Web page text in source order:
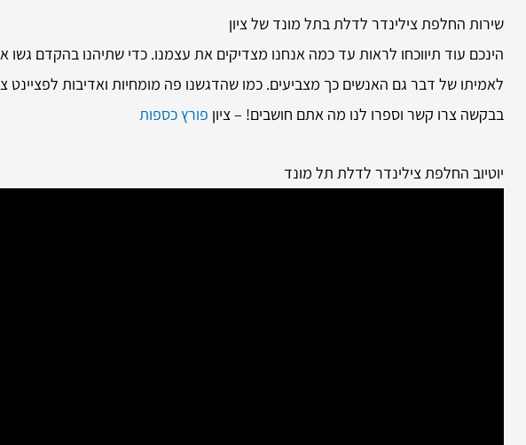
שירות החלפת צילינדר לדלת בתל מונד של ציון
הינכם עוד תיווכחו לראות עד כמה אנחנו מצדיקים את עצמנו. כדי שתיהנו בהקדם
לאמיתו של דבר גם האנשים כך מצביעים. כמו שהדגשנו פה מומחיות ואדיבות
בבקשה צרו קשר וספרו לנו מה אתם חושבים! – ציון פורץ כספות
יוטיוב החלפת צילינדר לדלת תל מונד